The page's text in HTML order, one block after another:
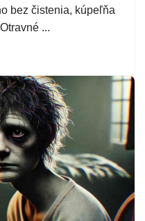
bez čistenia, kúpeľňa
...